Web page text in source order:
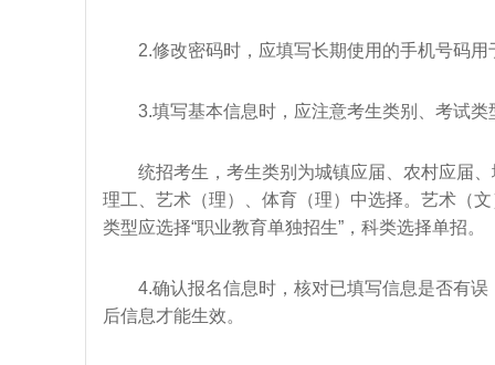
2.修改密码时，应填写长期使用的手机号码用
3.填写基本信息时，应注意考生类别、考试类
统招考生，考生类别为城镇应届、农村应届、
理工、艺术（理）、体育（理）中选择。艺术（
类型应选择“职业教育单独招生”，科类选择单招。
4.确认报名信息时，核对已填写信息是否有误
后信息才能生效。